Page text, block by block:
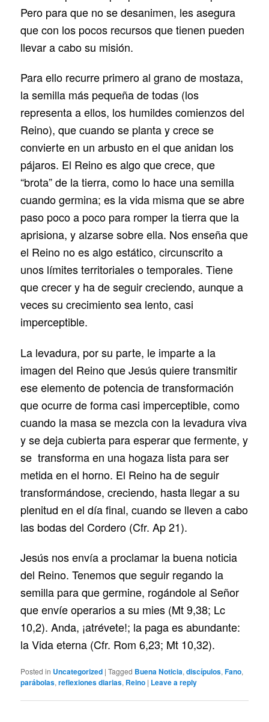
Pero para que no se desanimen, les asegura
que con los pocos recursos que tienen pueden
llevar a cabo su misión.
Para ello recurre primero al grano de mostaza,
la semilla más pequeña de todas (los
representa a ellos, los humildes comienzos del
Reino), que cuando se planta y crece se
convierte en un arbusto en el que anidan los
pájaros. El Reino es algo que crece, que
“brota” de la tierra, como lo hace una semilla
cuando germina; es la vida misma que se abre
paso poco a poco para romper la tierra que la
aprisiona, y alzarse sobre ella. Nos enseña que
el Reino no es algo estático, circunscrito a
unos límites territoriales o temporales. Tiene
que crecer y ha de seguir creciendo, aunque a
veces su crecimiento sea lento, casi
imperceptible.
La levadura, por su parte, le imparte a la
imagen del Reino que Jesús quiere transmitir
ese elemento de potencia de transformación
que ocurre de forma casi imperceptible, como
cuando la masa se mezcla con la levadura viva
y se deja cubierta para esperar que fermente, y
se transforma en una hogaza lista para ser
metida en el horno. El Reino ha de seguir
transformándose, creciendo, hasta llegar a su
plenitud en el día final, cuando se lleven a cabo
las bodas del Cordero (Cfr. Ap 21).
Jesús nos envía a proclamar la buena noticia
del Reino. Tenemos que seguir regando la
semilla para que germine, rogándole al Señor
que envíe operarios a su mies (Mt 9,38; Lc
10,2). Anda, ¡atrévete!; la paga es abundante:
la Vida eterna (Cfr. Rom 6,23; Mt 10,32).
Posted in Uncategorized |Tagged Buena Noticia,discípulos,Fano,
parábolas,reflexiones diarias, Reino | Leave a reply